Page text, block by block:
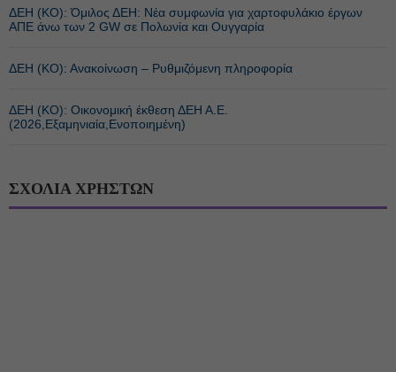
ΔΕΗ (ΚΟ): Όμιλος ΔΕΗ: Νέα συμφωνία για χαρτοφυλάκιο έργων
ΑΠΕ άνω των 2 GW σε Πολωνία και Ουγγαρία
ΔΕΗ (ΚΟ): Ανακοίνωση – Ρυθμιζόμενη πληροφορία
ΔΕΗ (ΚΟ): Οικονομική έκθεση ΔΕΗ Α.Ε.
(2026,Εξαμηνιαία,Ενοποιημένη)
ΣΧΟΛΙΑ ΧΡΗΣΤΩΝ